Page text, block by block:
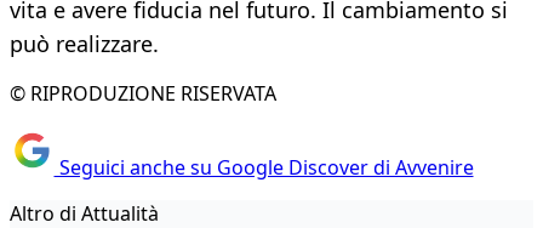
vita e avere fiducia nel futuro. Il cambiamento si
può realizzare.
© RIPRODUZIONE RISERVATA
Seguici anche su Google Discover di Avvenire
Altro di Attualità